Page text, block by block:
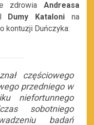
zdrowia Andreasa
Dumy Kataloni na
kontuzji Duńczyka:
częściowego
przedniego w
niefortunnego
sobotniego
badań